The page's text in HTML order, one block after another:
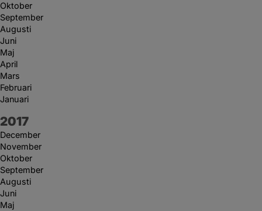
Oktober
September
Augusti
Juni
Maj
April
Mars
Februari
Januari
År:
2017
December
November
Oktober
September
Augusti
Juni
Maj